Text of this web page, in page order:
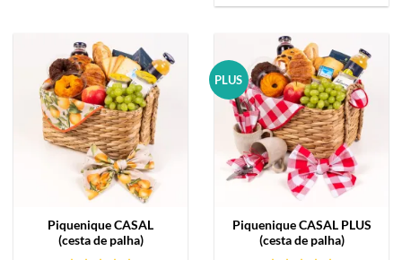
PiqueniqueCASAL
(cesta de palha)
PLUS
PiqueniqueCASAL PLUS
(cesta de palha)